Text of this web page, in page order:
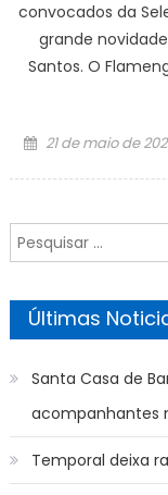
convocados da
grande
Santos. O
Posted
21 de maio de
Pesquisar
por:
Últimas
Santa Casa de
acompanhantes
Temporal deixa